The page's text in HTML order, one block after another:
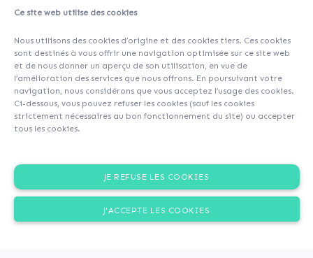
Ce site web utilise des cookies
Nous utilisons des cookies d’origine et des cookies tiers. Ces cookies
sont destinés à vous offrir une navigation optimisée sur ce site web
et de nous donner un aperçu de son utilisation, en vue de
l’amélioration des services que nous offrons. En poursuivant votre
navigation, nous considérons que vous acceptez l’usage des cookies.
Ci-dessous, vous pouvez refuser les cookies (sauf les cookies
strictement nécessaires au bon fonctionnement du site) ou accepter
tous les cookies.
JE REFUSE LES COOKIES
J'ACCEPTE LES COOKIES